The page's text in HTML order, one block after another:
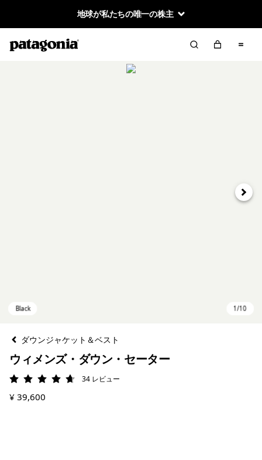
地球が私たちの唯一の株主
次へ
ダウンジャケット＆ベスト
ウィメンズ・ダウン・セーター
評価: 4.7 / 5
34 レビュー
¥ 39,600